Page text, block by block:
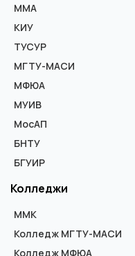
ММА
КИУ
ТУСУР
МГТУ-МАСИ
МФЮА
МУИВ
МосАП
БНТУ
БГУИР
Колледжи
ММК
Колледж МГТУ-МАСИ
Колледж МФЮА